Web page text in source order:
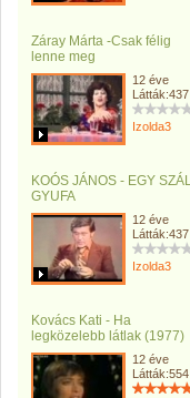
Záray Márta -Csak félig
lenne meg
12 éve
Látták:437
Izolda3
KOÓS JÁNOS - EGY
GYUFA
12 éve
Látták:437
Izolda3
Kovács Kati - Ha
legközelebb látlak (1977)
12 éve
Látták:554